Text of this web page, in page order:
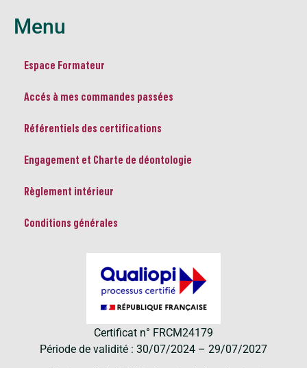
Menu
Espace Formateur
Accés à mes commandes passées
Référentiels des certifications
Engagement et Charte de déontologie
Règlement intérieur
Conditions générales
Certificat n° FRCM24179
Période de validité : 30/07/2024 – 29/07/2027